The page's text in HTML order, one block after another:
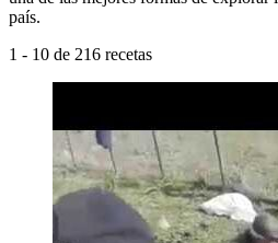
país.
1 - 10 de 216 recetas